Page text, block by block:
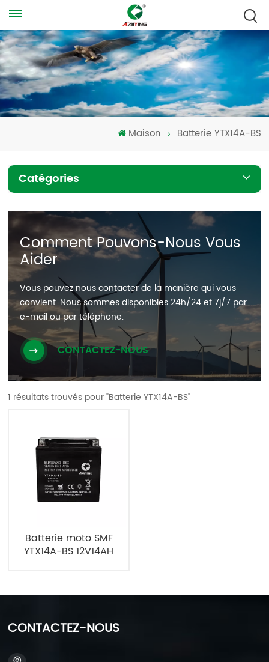
Maison Batterie YTX14A-BS
Catégories
Comment Pouvons-Nous Vous
Aider
Vous pouvez nous contacter de la manière qui vous
convient. Nous sommes disponibles 24h/24 et 7j/7 par
e-mail ou par téléphone.
CONTACTEZ-NOUS
1 résultats trouvés pour "Batterie YTX14A-BS"
Batterie moto SMF
YTX14A-BS 12V14AH
CONTACTEZ-NOUS